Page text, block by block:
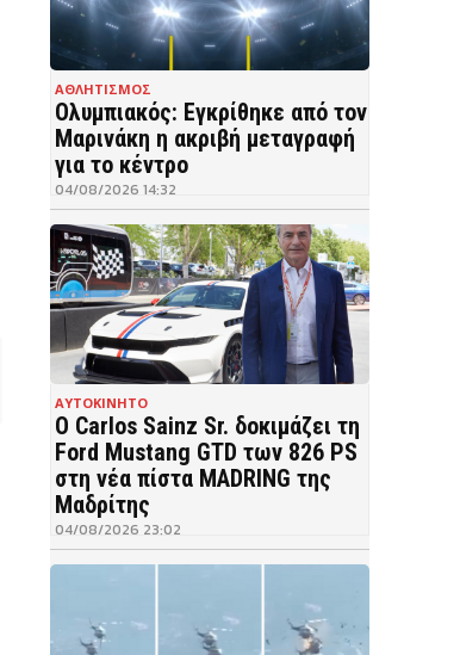
ΑΘΛΗΤΙΣΜΟΣ
Ολυμπιακός: Εγκρίθηκε από τον
Μαρινάκη η ακριβή μεταγραφή
για το κέντρο
04/08/2026 14:32
ΑΥΤΟΚΙΝΗΤΟ
Ο Carlos Sainz Sr. δοκιμάζει τη
Ford Mustang GTD των 826 PS
στη νέα πίστα MADRING της
Μαδρίτης
04/08/2026 23:02